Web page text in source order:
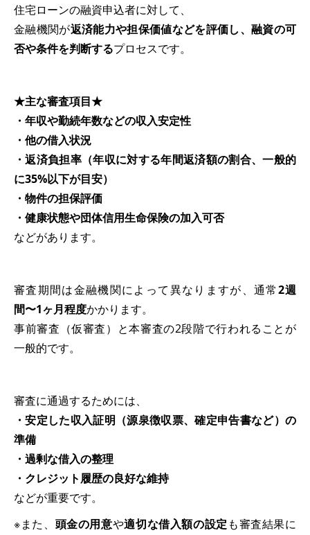
住宅ローンの融資申込者に対して、
金融機関が返済能力や担保価値などを評価し、融資の可
否や条件を判断するプロセスです。
★主な審査項目★
・年収や勤続年数などの収入安定性
・他の借入状況
・返済負担率（年収に対する年間返済額の割合、一般的
に35%以下が目安）
・物件の担保評価
・健康状態や団体信用生命保険の加入可否
などがあります。
審査期間は金融機関によって異なりますが、通常2週
間〜1ヶ月程度かかります。
事前審査（仮審査）と本審査の2段階で行われることが
一般的です。
審査に通過するためには、
・安定した収入証明（源泉徴収票、確定申告書など）の
準備
・過剰な借入の整理
・クレジット履歴の良好な維持
などが重要です。
※また、 頭金の用意や適切な借入額の設定 も審査結果に